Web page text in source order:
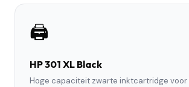
🖨️
HP 301 XL Black
Hoge capaciteit zwarte inktcartridge voor